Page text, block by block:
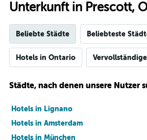
Unterkunft in Prescott,
Beliebte Städte Beliebteste
Hotels in Ontario
Städte, nach denen unsere Nutzer
Hotels in Lignano
Hotels in Amsterdam
Hotels in München